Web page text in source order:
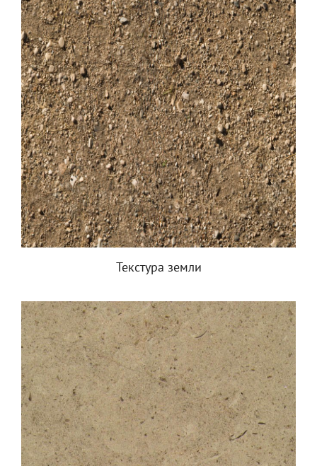
Текстура земли